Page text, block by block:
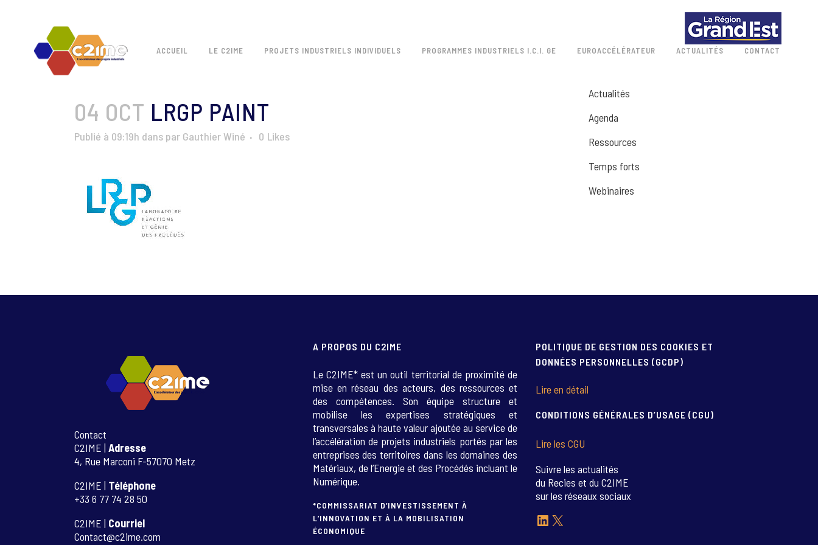
ACCUEIL LE C2IME PROJETS INDUSTRIELS INDIVIDUELS PROGRAMMES INDUSTRIELS I.C.I. GE EUROACCÉLÉRATEUR ACTUALITÉS CONTACT
04 OCT LRGP PAINT
Publié à 09:19h dans par Gauthier Winé 0 Likes
Actualités
Agenda
Ressources
Temps forts
Webinaires
Contact
C2IME | Adresse
4, Rue Marconi F-57070 Metz
C2IME | Téléphone
+33 6 77 74 28 50
C2IME | Courriel
Contact@c2ime.com
A PROPOS DU C2IME
Le C2IME* est un outil territorial de proximité de
mise en réseau des acteurs, des ressources et
des compétences. Son équipe structure et
mobilise les expertises stratégiques et
transversales à haute valeur ajoutée au service de
l’accélération de projets industriels portés par les
entreprises des territoires dans les domaines des
Matériaux, de l’Energie et des Procédés incluant le
Numérique.
*COMMISSARIAT D’INVESTISSEMENT À
L’INNOVATION ET À LA MOBILISATION
ÉCONOMIQUE
POLITIQUE DE GESTION DES COOKIES ET
DONNÉES PERSONNELLES (GCDP)
Lire en détail
CONDITIONS GÉNÉRALES D’USAGE (CGU)
Lire les CGU
Suivre les actualités
du Recies et du C2IME
sur les réseaux sociaux
LinkedIn
X